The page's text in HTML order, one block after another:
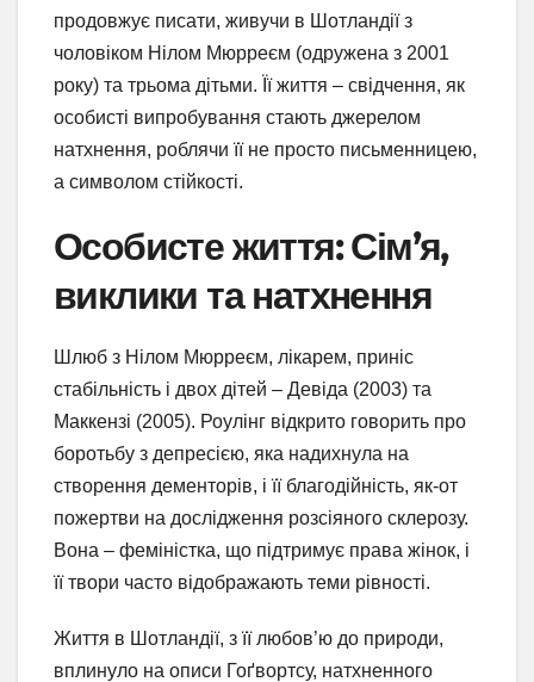
продовжує писати, живучи в Шотландії з
чоловіком Нілом Мюрреєм (одружена з 2001
року) та трьома дітьми. Її життя – свідчення, як
особисті випробування стають джерелом
натхнення, роблячи її не просто письменницею,
а символом стійкості.
Особисте життя: Сім’я,
виклики та натхнення
Шлюб з Нілом Мюрреєм, лікарем, приніс
стабільність і двох дітей – Девіда (2003) та
Маккензі (2005). Роулінг відкрито говорить про
боротьбу з депресією, яка надихнула на
створення дементорів, і її благодійність, як-от
пожертви на дослідження розсіяного склерозу.
Вона – феміністка, що підтримує права жінок, і
її твори часто відображають теми рівності.
Життя в Шотландії, з її любов’ю до природи,
вплинуло на описи Гоґвортсу, натхненного